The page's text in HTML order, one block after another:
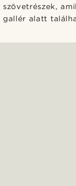
szövetrészek,
gallér alatt